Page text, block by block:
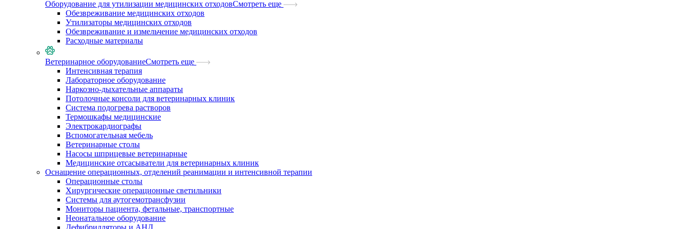
Оборудование для утилизации медицинских отходовСмотреть еще
Обезвреживание медицинских отходов
Утилизаторы медицинских отходов
Обезвреживание и измельчение медицинских отходов
Расходные материалы
Ветеринарное оборудованиеСмотреть еще
Интенсивная терапия
Лабораторное оборудование
Наркозно-дыхательные аппараты
Потолочные консоли для ветеринарных клиник
Система подогрева растворов
Термошкафы медицинские
Электрокардиографы
Вспомогательная мебель
Ветеринарные столы
Насосы шприцевые ветеринарные
Медицинские отсасыватели для ветеринарных клиник
Оснащение операционных, отделений реанимации и интенсивной терапии
Операционные столы
Хирургические операционные светильники
Системы для аутогемотрансфузии
Мониторы пациента, фетальные, транспортные
Неонатальное оборудование
Дефибрилляторы и АНД